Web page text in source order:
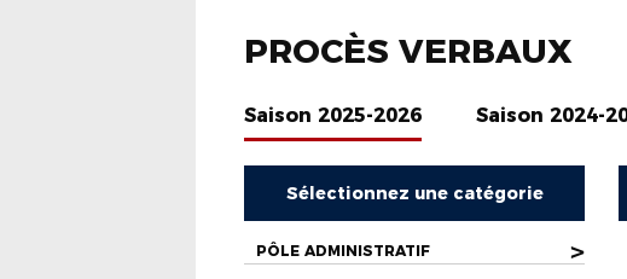
PROCÈS VERBAUX
Saison 2025-2026 Saison 2024-
Sélectionnez une catégorie
PÔLE ADMINISTRATIF >